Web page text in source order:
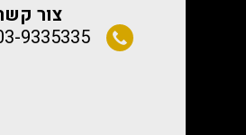
צור
9335335